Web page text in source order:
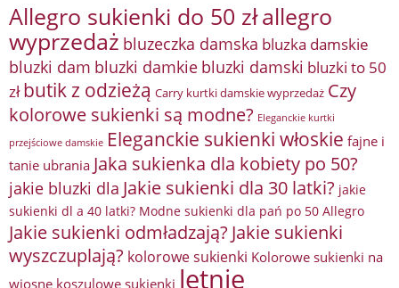
Allegro sukienki do 50 złallegro
wyprzedaż bluzeczka damska bluzka damskie
bluzki dam bluzki damkie bluzki damski bluzki to 50
zł butik z odzieżą Carry kurtki damskie wyprzedaż Czy
kolorowe sukienki są modne? Eleganckie kurtki
przejściowe damskie Eleganckie sukienki włoskie fajne i
tanie ubrania Jaka sukienka dla kobiety po 50?
jakie bluzki dla Jakie sukienki dla 30 latki? jakie
sukienki dl a 40 latki? Modne sukienki dla pań po 50 Allegro
Jakie sukienki odmładzają? Jakie sukienki
wyszczuplają? kolorowe sukienki Kolorowe sukienki na
wiosnę koszulowe sukienki letnie